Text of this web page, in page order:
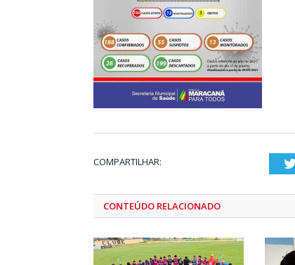
COMPARTILHAR:
CONTEÚDO RELACIONADO